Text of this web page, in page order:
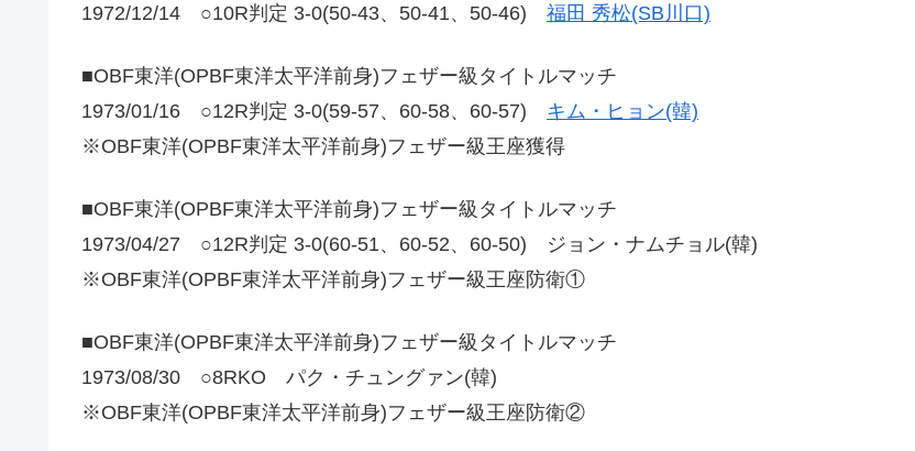
1972/12/14 ○10R判定 3-0(50-43、50-41、50-46) 福田 秀松(SB川口)
■OBF東洋(OPBF東洋太平洋前身)フェザー級タイトルマッチ
1973/01/16 ○12R判定 3-0(59-57、60-58、60-57) キム・ヒョン(韓)
※OBF東洋(OPBF東洋太平洋前身)フェザー級王座獲得
■OBF東洋(OPBF東洋太平洋前身)フェザー級タイトルマッチ
1973/04/27 ○12R判定 3-0(60-51、60-52、60-50) ジョン・ナムチョル(韓)
※OBF東洋(OPBF東洋太平洋前身)フェザー級王座防衛①
■OBF東洋(OPBF東洋太平洋前身)フェザー級タイトルマッチ
1973/08/30 ○8RKO パク・チュングァン(韓)
※OBF東洋(OPBF東洋太平洋前身)フェザー級王座防衛②